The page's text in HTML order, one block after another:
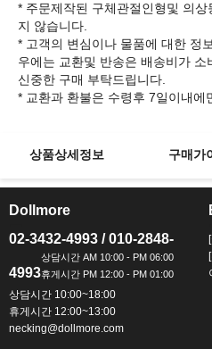
* 주문제작된 구체관절인형및 의
지 않습니다.
* 고객의 변심이나 물품에 대한 정
우에는 교환및 반송은 배송비가 소
신중한 구매 부탁드립니다.
상품상세정보 구매가
Dollmore
02-3432-4993 / 010-2848-
4993
상담시간 10:00~18:00
휴게시간 12:00~13:00
necking@dollmore.com